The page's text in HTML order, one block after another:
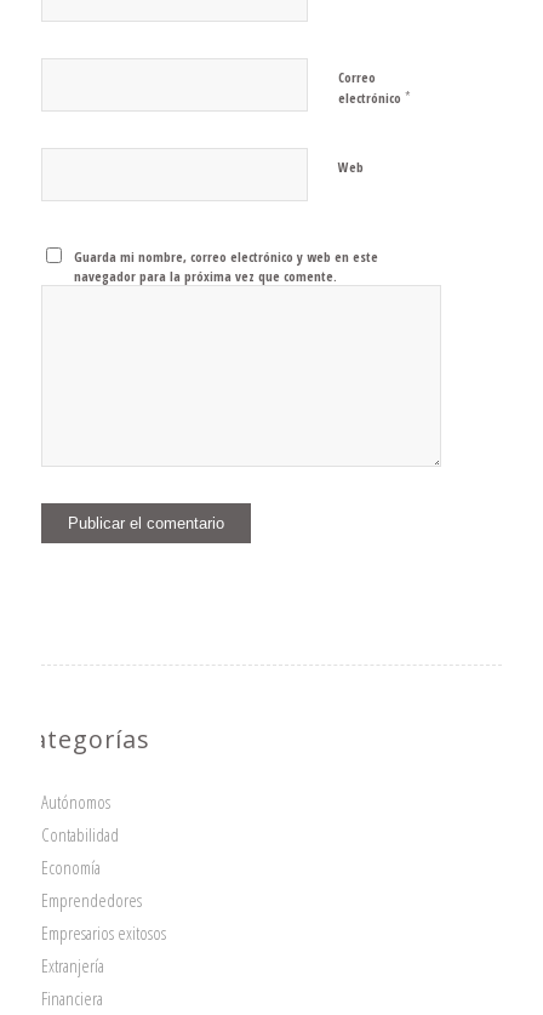
Correo
electrónico *
Web
Guarda mi nombre, correo electrónico y web en este
navegador para la próxima vez que comente.
Categorías
Autónomos
Contabilidad
Economía
Emprendedores
Empresarios exitosos
Extranjería
Financiera